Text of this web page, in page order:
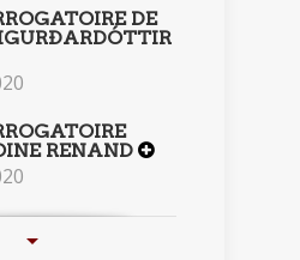
DE
RENAND